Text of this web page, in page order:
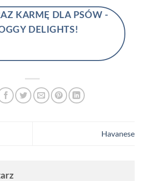
KARMĘ DLA PSÓW -
DELIGHTS!
Havanese